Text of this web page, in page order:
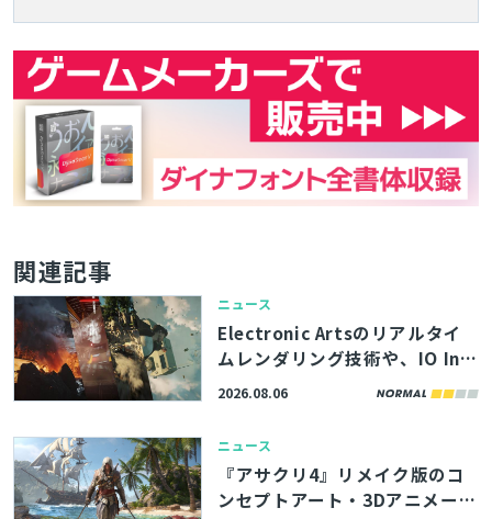
関連記事
ニュース
Electronic Artsのリアルタイ
ムレンダリング技術や、IO Int
eractive内製エンジンのボリュ
強会の講演資料が公開
2026.08.06
ニュース
『アサクリ4』リメイク版のコ
ンセプトアート・3Dアニメーシ